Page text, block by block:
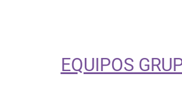
EQUIPOS